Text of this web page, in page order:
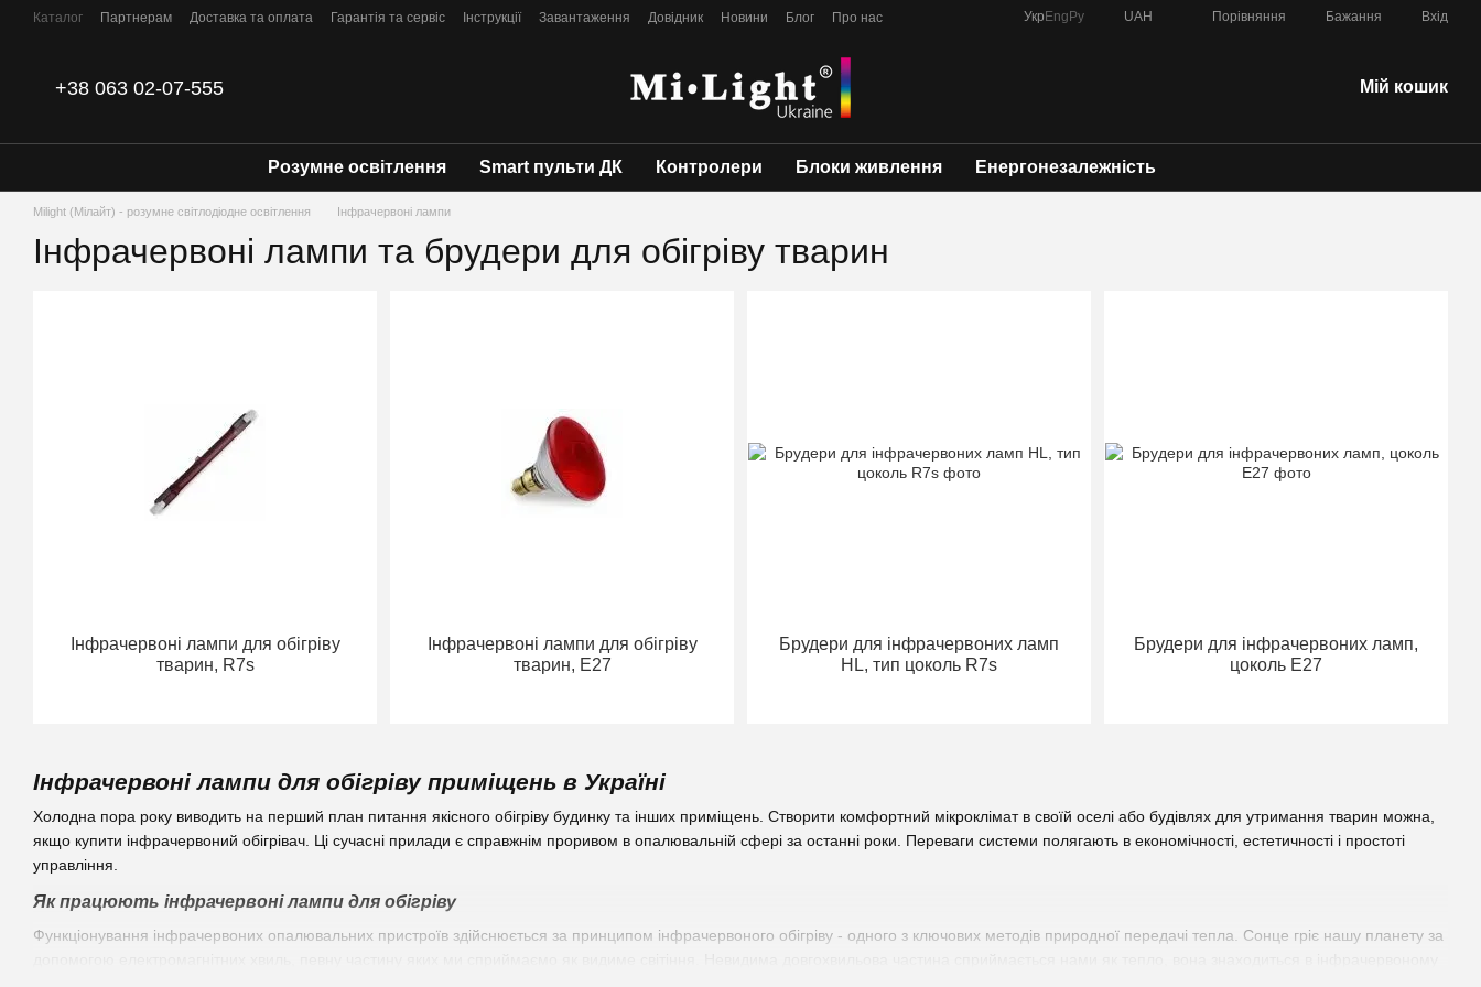
Перейти до основного контенту
Каталог Партнерам Доставка та оплата Гарантія та сервіс Інструкції Завантаження Довідник Новини Блог
Про нас
Укр Eng Ру UAH Порівняння Бажання Вхід
+38 063 02-07-555 Мій кошик
Розумне освітлення Smart пульти ДК Контролери Блоки живлення Енергонезалежність
Milight (Мілайт) - розумне світлодіодне освітлення Інфрачервоні лампи
Інфрачервоні лампи та брудери для обігріву тварин
Інфрачервоні лампи для обігріву приміщень в Україні
Холодна пора року виводить на перший план питання якісного обігріву будинку та інших приміщень. Створити комфортний мікроклімат в своїй оселі або будівлях для утримання тварин можна,
якщо купити інфрачервоний обігрівач. Ці сучасні прилади є справжнім проривом в опалювальній сфері за останні роки. Переваги системи полягають в економічності, естетичності і простоті
управління.
Як працюють інфрачервоні лампи для обігріву
Функціонування інфрачервоних опалювальних пристроїв здійснюється за принципом інфрачервоного обігріву - одного з ключових методів природної передачі тепла. Сонце гріє нашу планету за
Інфрачервоні лампи для обігріву
тварин, R7s
Інфрачервоні лампи для обігріву
тварин, Е27
Брудери для інфрачервоних ламп
HL, тип цоколь R7s
Брудери для інфрачервоних ламп,
цоколь Е27